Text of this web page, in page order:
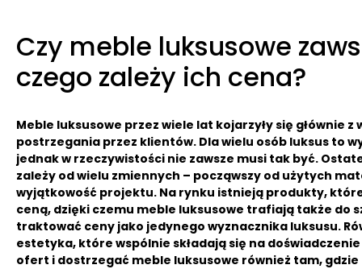
Czy meble luksusowe
czego zależy ich cena?
Meble luksusowe przez wiele lat kojarzyły się głównie
postrzegania przez klientów. Dla wielu osób luksus to
jednak w rzeczywistości nie zawsze musi tak być.
zależy od wielu zmiennych – począwszy od użytych
wyjątkowość projektu. Na rynku istnieją produkty,
ceną, dzięki czemu meble luksusowe trafiają także do
traktować ceny jako jedynego wyznacznika luksusu.
estetyka, które wspólnie składają się na
ofert i dostrzegać meble luksusowe również tam,